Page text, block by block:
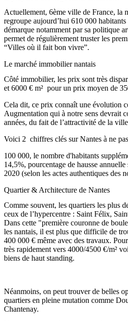
Actuellement, 6ème ville de France, la
regroupe aujourd’hui 610 000
démarque notamment par sa politique
permet de régulièrement truster les
“Villes où il fait bon vivre”.
Le marché immobilier nantais
Côté immobilier, les prix sont très
et 6000 € m² pour un prix moyen de
Cela dit, ce prix connaît une évolution
Augmentation qui à notre sens devrait
années, du fait de l’attractivité de la
Voici 2 chiffres clés sur Nantes à ne
100 000, le nombre d'habitants
14,5%, pourcentage de hausse
2020 (selon les actes authentiques des
Quartier & Architecture de Nantes
Comme souvent, les quartiers les plus
ceux de l’hypercentre : Saint Félix,
Dans cette "première couronne de
les nantais, il est plus que difficile de
400 000 € même avec des travaux.
très rapidement vers 4000/4500 €/m²
biens de haut standing.
Néanmoins, on peut trouver de belles
quartiers en pleine mutation comme
Chantenay.